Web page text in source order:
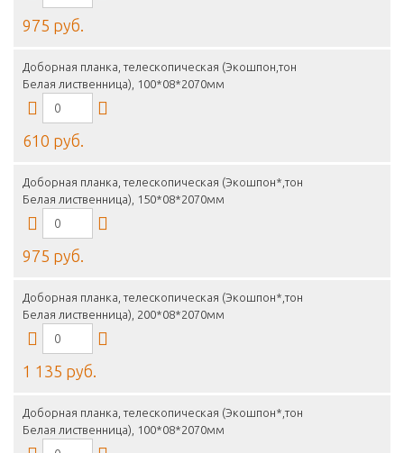
975 руб.
Доборная планка, телескопическая (Экошпон,тон
Белая лиственница), 100*08*2070мм
610 руб.
Доборная планка, телескопическая (Экошпон*,тон
Белая лиственница), 150*08*2070мм
975 руб.
Доборная планка, телескопическая (Экошпон*,тон
Белая лиственница), 200*08*2070мм
1 135 руб.
Доборная планка, телескопическая (Экошпон*,тон
Белая лиственница), 100*08*2070мм